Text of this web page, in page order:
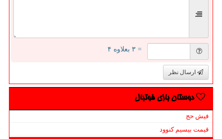
= ۳ بعلاوه ۴
ارسال نظر
دوستان بازی فوتبال
فیش حج
قیمت بیسیم کنوود